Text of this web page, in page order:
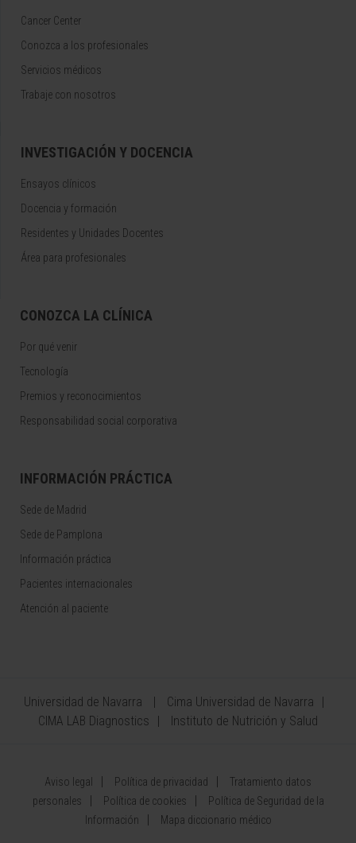
Cancer Center
Conozca a los profesionales
Servicios médicos
Trabaje con nosotros
INVESTIGACIÓN Y DOCENCIA
Ensayos clínicos
Docencia y formación
Residentes y Unidades Docentes
Área para profesionales
CONOZCA LA CLÍNICA
Por qué venir
Tecnología
Premios y reconocimientos
Responsabilidad social corporativa
INFORMACIÓN PRÁCTICA
Sede de Madrid
Sede de Pamplona
Información práctica
Pacientes internacionales
Atención al paciente
Universidad de Navarra
Cima Universidad de Navarra
CIMA LAB Diagnostics
Instituto de Nutrición y Salud
Aviso legal Política de privacidad
Tratamiento datos
personales
Política de cookies
Política de Seguridad de la
Información
Mapa diccionario médico